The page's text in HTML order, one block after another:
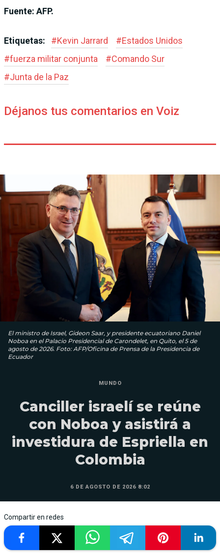
Fuente: AFP.
Etiquetas: #Kevin Jarrard #Estados Unidos
#fuerza militar conjunta #Comando Sur
#Junta de la Paz
Déjanos tus comentarios en Voiz
El ministro de Israel, Gideon Saar, y presidente ecuatoriano Daniel
Noboa en el Palacio Presidencial de Carondelet, en Quito, el 5 de
agosto de 2026. Foto: AFP/Oficina de Prensa de la Presidencia de
Ecuador
MUNDO
Canciller israelí se reúne
con Noboa y asistirá a
investidura de Espriella en
Colombia
6 DE AGOSTO DE 2026 8:02
Compartir en redes